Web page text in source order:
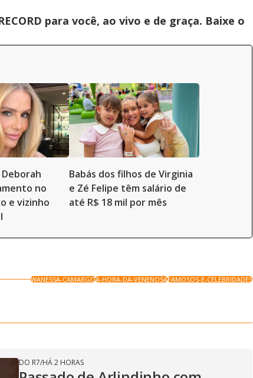
para você, ao vivo e de graça. Baixe o
Deborah
no
e vizinho
Babás dos filhos de Virginia
e Zé Felipe têm salário de
até R$ 18 mil por mês
WANESSA-CAMARGOA-HORA-DA-VENENOSAFAMOSOS-E-CELEBRIDADES
DO R7/HÁ 2 HORAS